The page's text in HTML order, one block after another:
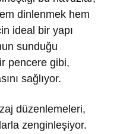
dinlenmek hem
ideal bir yapı
sunduğu
pencere gibi,
sağlıyor.
düzenlemeleri,
zenginleşiyor.